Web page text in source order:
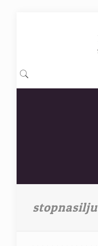
stopnasilju